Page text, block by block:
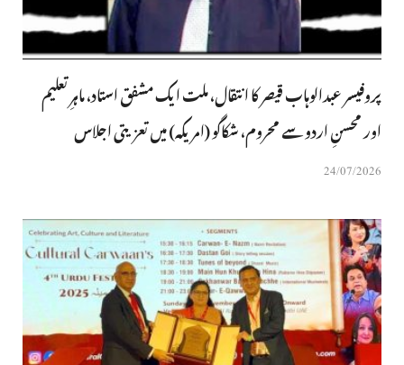
پروفیسر عبدالوہاب قیصر کا انتقال، ملت ایک مشفق استاد، ماہرِتعلیم
اور محسنِ اردو سے محروم، شکاگو (امریکہ) میں تعزیتی اجلاس
24/07/2026